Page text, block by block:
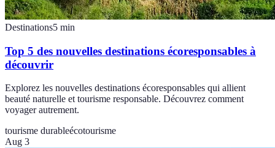
Destinations5 min
Top 5 des nouvelles destinations écoresponsables à
découvrir
Explorez les nouvelles destinations écoresponsables qui allient
beauté naturelle et tourisme responsable. Découvrez comment
voyager autrement.
tourisme durableécotourisme
Aug 3